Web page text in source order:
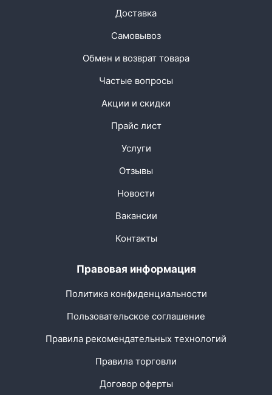
Доставка
Самовывоз
Обмен и возврат товара
Частые вопросы
Акции и скидки
Прайс лист
Услуги
Отзывы
Новости
Вакансии
Контакты
Правовая информация
Политика конфиденциальности
Пользовательское соглашение
Правила рекомендательных технологий
Правила торговли
Договор оферты